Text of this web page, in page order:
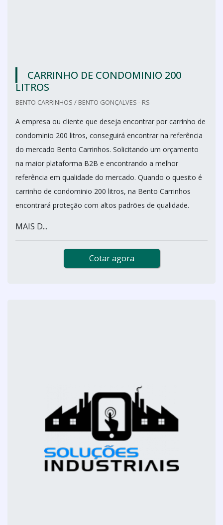
CARRINHO DE CONDOMINIO 200
LITROS
BENTO CARRINHOS / BENTO GONÇALVES - RS
A empresa ou cliente que deseja encontrar por carrinho de
condominio 200 litros, conseguirá encontrar na referência
do mercado Bento Carrinhos. Solicitando um orçamento
na maior plataforma B2B e encontrando a melhor
referência em qualidade do mercado. Quando o quesito é
carrinho de condominio 200 litros, na Bento Carrinhos
encontrará proteção com altos padrões de qualidade.
MAIS D...
Cotar agora